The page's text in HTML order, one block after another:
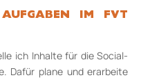
IM FVT
ich Inhalte für die Social­-
Dafür plane und erarbeite